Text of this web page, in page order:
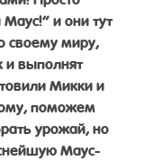
и они тут
своему миру,
и выполнят
Микки и
поможем
урожай, но
Маус-